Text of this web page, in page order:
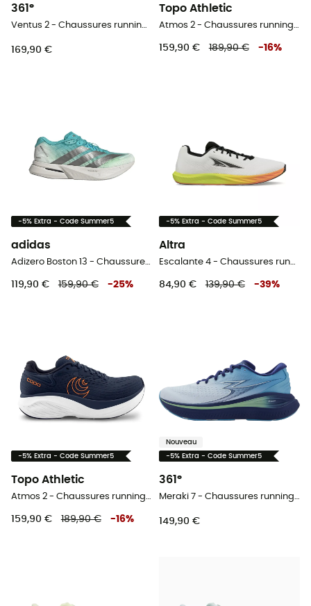
361°
Ventus 2 - Chaussures running homme
169,90 €
Topo Athletic
Atmos 2 - Chaussures running homme
159,90 € 189,90 € -16%
-5% Extra - Code Summer5
adidas
Adizero Boston 13 - Chaussures running homme
119,90 € 159,90 € -25%
-5% Extra - Code Summer5
Altra
Escalante 4 - Chaussures running homme
84,90 € 139,90 € -39%
-5% Extra - Code Summer5
Topo Athletic
Atmos 2 - Chaussures running homme
159,90 € 189,90 € -16%
Nouveau
-5% Extra - Code Summer5
361°
Meraki 7 - Chaussures running homme
149,90 €